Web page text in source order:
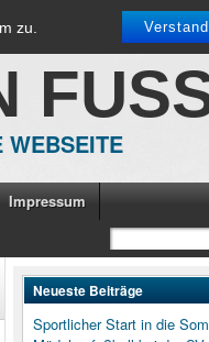
zu.
WEBSEITE
Impressum
Neueste Beiträge
Sportlicher Start in die